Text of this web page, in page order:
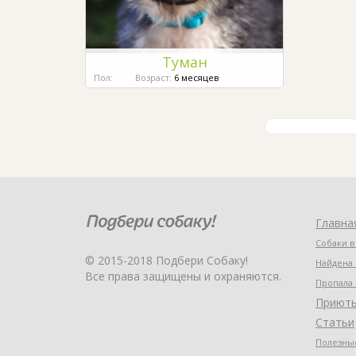
Туман
Пол: Возраст: 6 месяцев
© 2015-2018 Подбери Собаку!
Все права защищены и охраняются.
Собаки
Найдена
Пропала
Статьи